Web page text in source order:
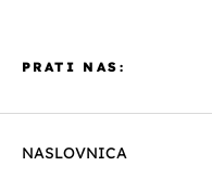
NASLOVNICA
PRATI NAS: